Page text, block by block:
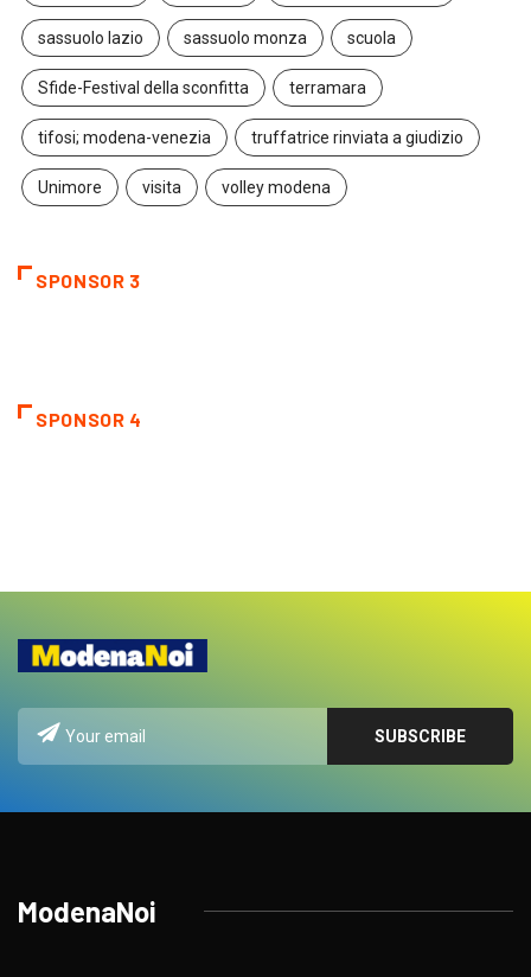
sassuolo lazio sassuolo monza scuola
Sfide-Festival della sconfitta terramara
tifosi; modena-venezia truffatrice rinviata a giudizio
Unimore visita volley modena
SPONSOR 3
SPONSOR 4
ModenaNoi